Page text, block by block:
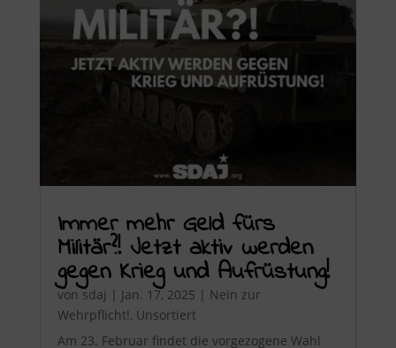
Immer mehr Geld fürs
Militär?! Jetzt aktiv werden
gegen Krieg und Aufrüstung!
von sdaj | Jan. 17, 2025 | Nein zur
Wehrpflicht!, Unsortiert
Am 23. Februar findet die vorgezogene Wahl